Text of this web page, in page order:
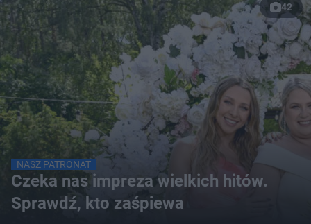
42
NASZ PATRONAT
Czeka nas impreza wielkich hitów.
Sprawdź, kto zaśpiewa